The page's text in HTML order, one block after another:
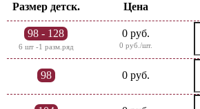
Размер детск. Цена
98 - 128
6 шт -1 разм.ряд
0 руб.
0 руб./шт.
98 0 руб.